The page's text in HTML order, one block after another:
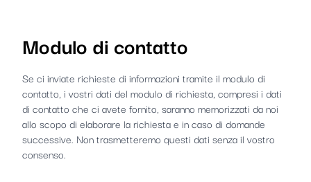
Modulo di contatto
Se ci inviate richieste di informazioni tramite il modulo di
contatto, i vostri dati del modulo di richiesta, compresi i dati
di contatto che ci avete fornito, saranno memorizzati da noi
allo scopo di elaborare la richiesta e in caso di domande
successive. Non trasmetteremo questi dati senza il vostro
consenso.